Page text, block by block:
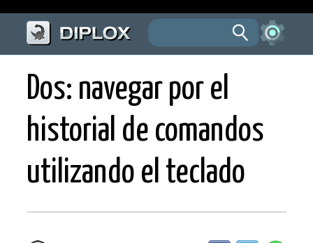
Dos: navegar por el
historial de comandos
utilizando el teclado